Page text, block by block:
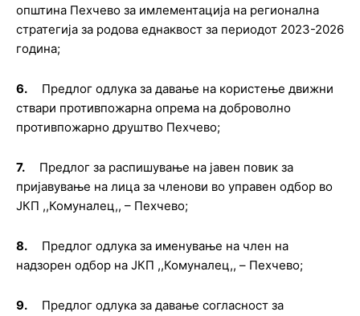
општина Пехчево за имлементација на регионална
стратегија за родова еднаквост за периодот 2023-2026
година;
6. Предлог одлука за давање на користење движни
ствари противпожарна опрема на доброволно
противпожарно друштво Пехчево;
7. Предлог за распишување на јавен повик за
пријавување на лица за членови во управен одбор во
ЈКП ,,Комуналец,, – Пехчево;
8. Предлог одлука за именување на член на
надзорен одбор на ЈКП ,,Комуналец,, – Пехчево;
9. Предлог одлука за давање согласност за